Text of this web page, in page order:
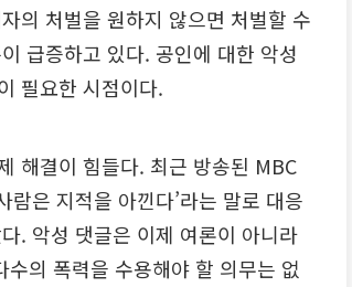
의 처벌을 원하지 않으면 처벌할 수
급증하고 있다. 공인에 대한 악성
필요한 시점이다.
해결이 힘들다. 최근 방송된 MBC
람은 지적을 아낀다’라는 말로 대응
. 악성 댓글은 이제 여론이 아니라
의 폭력을 수용해야 할 의무는 없